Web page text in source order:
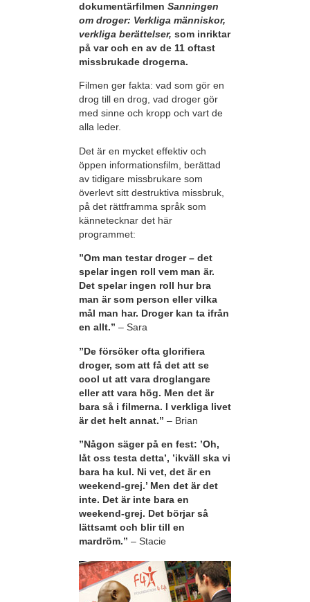
dokumentärfilmen Sanningen
om droger: Verkliga människor,
verkliga berättelser, som inriktar
på var och en av de 11 oftast
missbrukade drogerna.
Filmen ger fakta: vad som gör en
drog till en drog, vad droger gör
med sinne och kropp och vart de
alla leder.
Det är en mycket effektiv och
öppen informationsfilm, berättad
av tidigare missbrukare som
överlevt sitt destruktiva missbruk,
på det rättframma språk som
kännetecknar det här
programmet:
”Om man testar droger – det
spelar ingen roll vem man är.
Det spelar ingen roll hur bra
man är som person eller vilka
mål man har. Droger kan ta ifrån
en allt.” – Sara
”De försöker ofta glorifiera
droger, som att få det att se
cool ut att vara droglangare
eller att vara hög. Men det är
bara så i filmerna. I verkliga livet
är det helt annat.” – Brian
”Någon säger på en fest: ’Oh,
låt oss testa detta’, ’ikväll ska vi
bara ha kul. Ni vet, det är en
weekend-grej.’ Men det är det
inte. Det är inte bara en
weekend-grej. Det börjar så
lättsamt och blir till en
mardröm.” – Stacie